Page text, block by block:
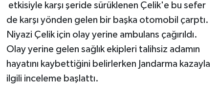
etkisiyle karşı şeride sürüklenen Çelik'e bu sefer
de karşı yönden gelen bir başka otomobil çarptı.
Niyazi Çelik için olay yerine ambulans çağırıldı.
Olay yerine gelen sağlık ekipleri talihsiz adamın
hayatını kaybettiğini belirlerken Jandarma kazayla
ilgili inceleme başlattı.